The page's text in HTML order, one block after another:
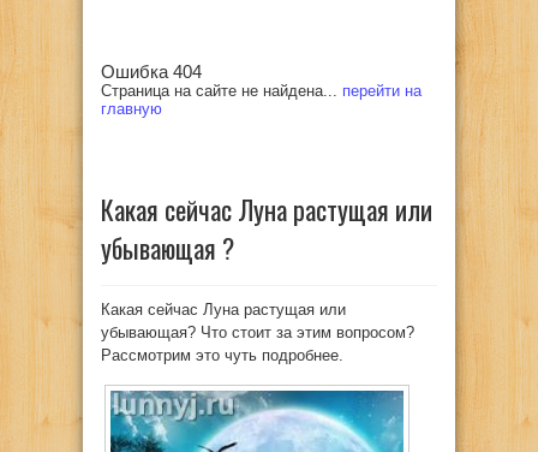
Ошибка 404
Страница на сайте не найдена... перейти на
главную
Какая сейчас Луна растущая или
убывающая ?
Какая сейчас Луна растущая или
убывающая? Что стоит за этим вопросом?
Рассмотрим это чуть подробнее.